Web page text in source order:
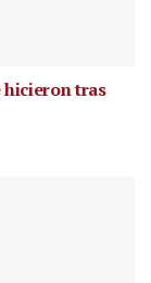
hicieron tras